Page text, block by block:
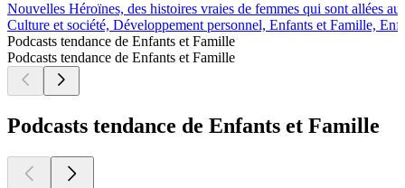
Nouvelles Héroïnes, des histoires vraies de femmes qui sont allées
Culture et société, Développement personnel, Enfants et Famille,
Podcasts tendance de Enfants et Famille
Podcasts tendance de Enfants et Famille
Podcasts tendance de Enfants et Famille